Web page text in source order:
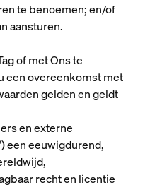
te benoemen; en/of
aansturen.
of met Ons te
een overeenkomst met
gelden en geldt
en externe
een eeuwigdurend,
recht en licentie